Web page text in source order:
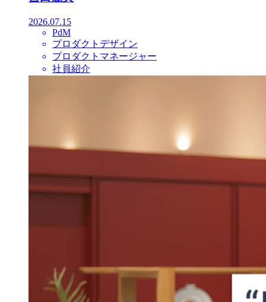
2026.07.15
PdM
プロダクトデザイン
プロダクトマネージャー
社員紹介